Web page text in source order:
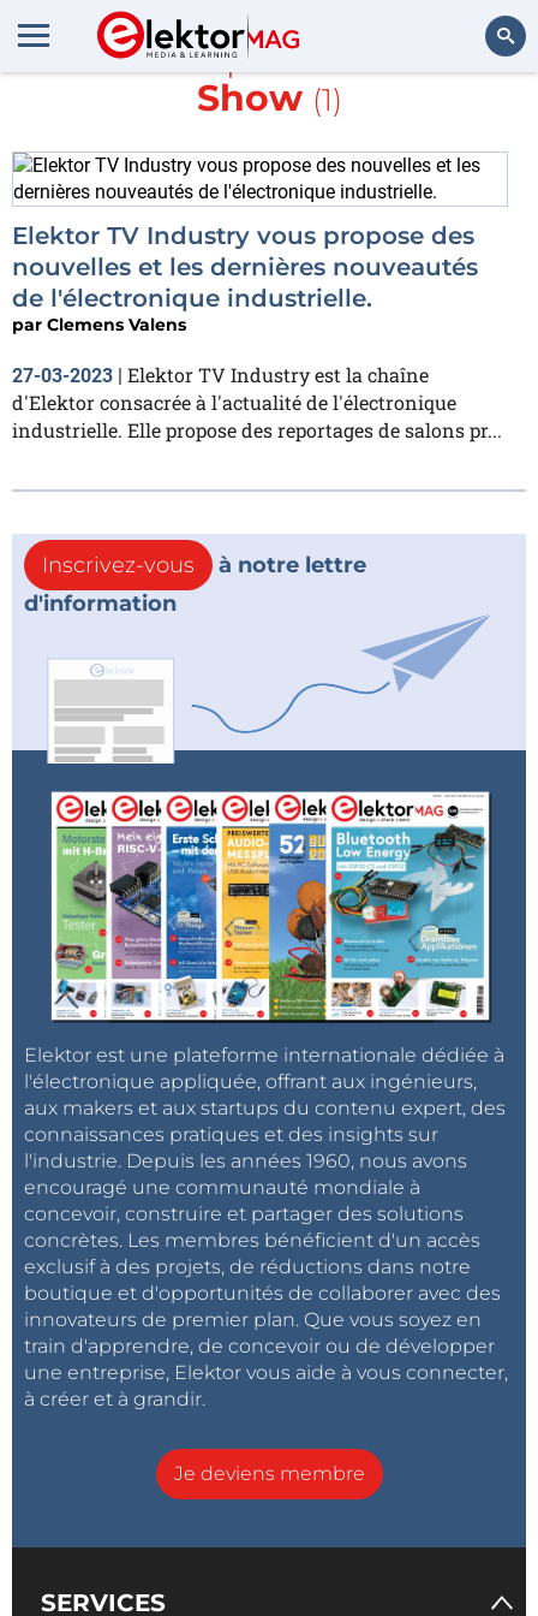
En savoir plus sur
Show (1)
Elektor TV Industry vous propose des
nouvelles et les dernières nouveautés
de l'électronique industrielle.
par Clemens Valens
27-03-2023 | Elektor TV Industry est la chaîne
d'Elektor consacrée à l'actualité de l'électronique
industrielle. Elle propose des reportages de salons pr...
Inscrivez-vous
à notre lettre
d'information
Elektor est une plateforme internationale dédiée à
l'électronique appliquée, offrant aux ingénieurs,
aux makers et aux startups du contenu expert, des
connaissances pratiques et des insights sur
l'industrie. Depuis les années 1960, nous avons
encouragé une communauté mondiale à
concevoir, construire et partager des solutions
concrètes. Les membres bénéficient d'un accès
exclusif à des projets, de réductions dans notre
boutique et d'opportunités de collaborer avec des
innovateurs de premier plan. Que vous soyez en
train d'apprendre, de concevoir ou de développer
une entreprise, Elektor vous aide à vous connecter,
à créer et à grandir.
Je deviens membre
SERVICES